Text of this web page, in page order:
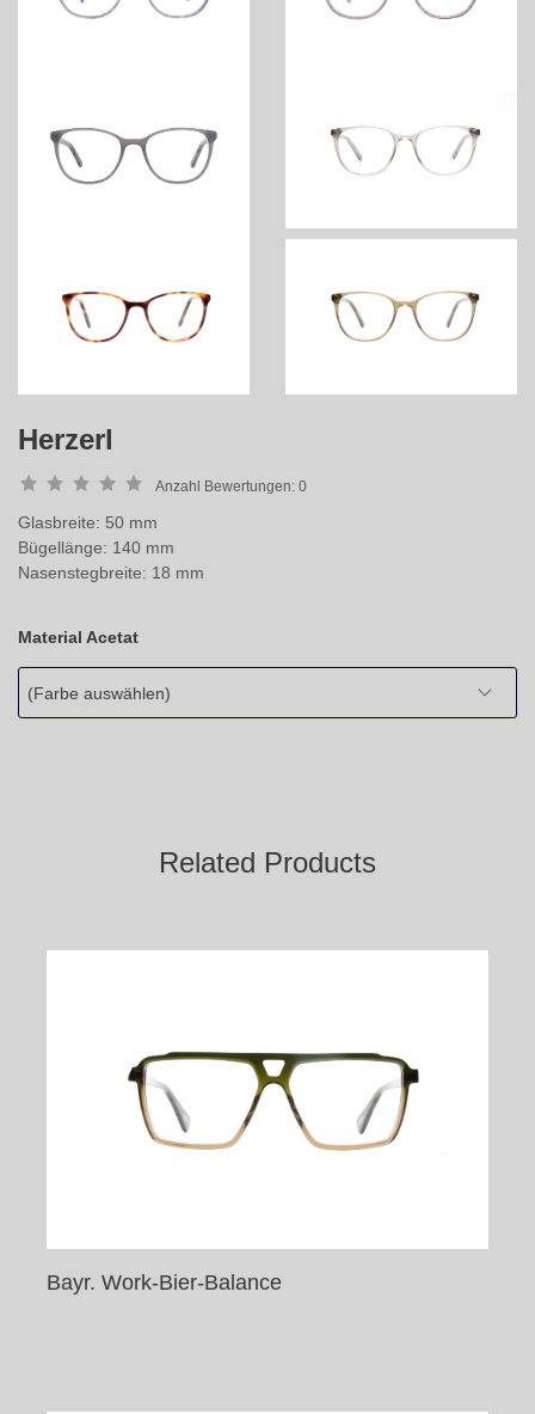
Herzerl
Anzahl Bewertungen: 0
Glasbreite: 50 mm
Bügellänge: 140 mm
Nasenstegbreite: 18 mm
Material Acetat
(Farbe auswählen)
Related Products
Bayr. Work-Bier-Balance